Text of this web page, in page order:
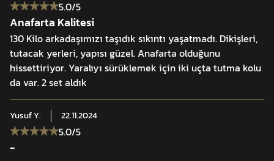
75 x 175 cm ölçü
1400 ± 40 gr ağırlık
100 kg emniyetli taşıma kapasitesi
4 cm toka–kolon sabitleme sistemi
5.0/5
Anafarta Kalitesi
130 Kilo arkadaşımızı taşıdık sıkıntı yaşatmadı. Dikişleri,
tutacak yerleri, yapısı güzel. Anafarta olduğunu
hissettiriyor. Yaralıyı sürüklemek için iki uçta tutma kolu
da var. 2 set aldık
YusufY. 22.11.2024
5.0/5
-